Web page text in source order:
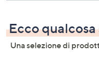
Ecco
Una selezione di